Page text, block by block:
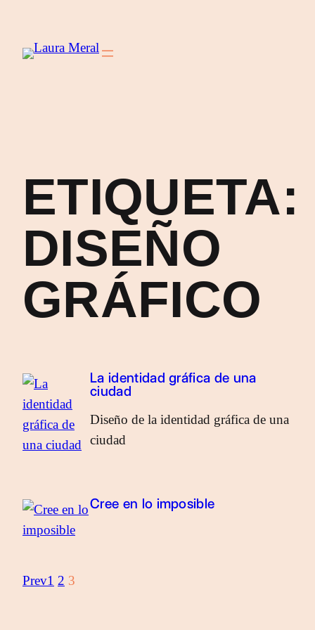
contenido
ETIQUETA:
DISEÑO
GRÁFICO
La identidad gráfica de una
ciudad
Diseño de la identidad gráfica de una
ciudad
Cree en lo imposible
Prev1 2 3